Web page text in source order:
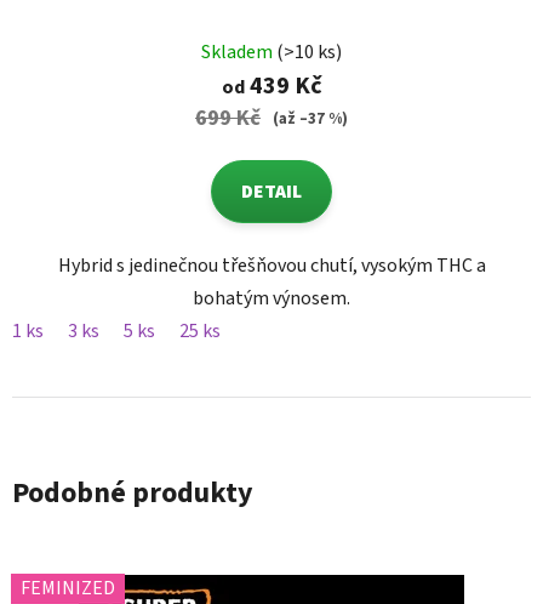
Skladem (>10 ks)
od439 Kč
699 Kč (až –37 %)
DETAIL
Hybrid s jedinečnou třešňovou chutí, vysokým THC a
bohatým výnosem.
1 ks
3 ks 5 ks 25 ks
Podobné produkty
FEMINIZED